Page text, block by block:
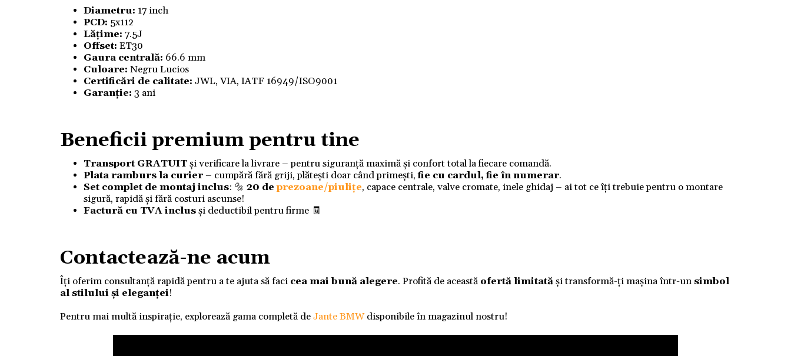
Diametru: 17 inch
PCD: 5x112
Lățime: 7.5J
Offset: ET30
Gaura centrală: 66.6 mm
Culoare: Negru Lucios
Certificări de calitate: JWL, VIA, IATF 16949/ISO9001
Garanție: 3 ani
Beneficii premium pentru tine
Transport GRATUITși verificare la livrare – pentru siguranță maximă și confort total la fiecare comandă.
Plata ramburs la curier– cumpără fără griji, plătești doar când primești,fie cu cardul, fie în numerar.
Set complet de montaj inclus: 🔩 20 deprezoane/piulițe, capace centrale, valve cromate, inele ghidaj – ai tot ce îți trebuie pentru o montare
sigură, rapidă și fără costuri ascunse!
Factură cu TVA inclusși deductibil pentru firme 🧾
Contactează-ne acum
Îți oferim consultanță rapidă pentru a te ajuta să faci cea mai bună alegere. Profită de această ofertă limitatăși transformă-ți mașina într-un simbol
al stilului și eleganței!
Pentru mai multă inspirație, explorează gama completă deJante BMWdisponibile în magazinul nostru!